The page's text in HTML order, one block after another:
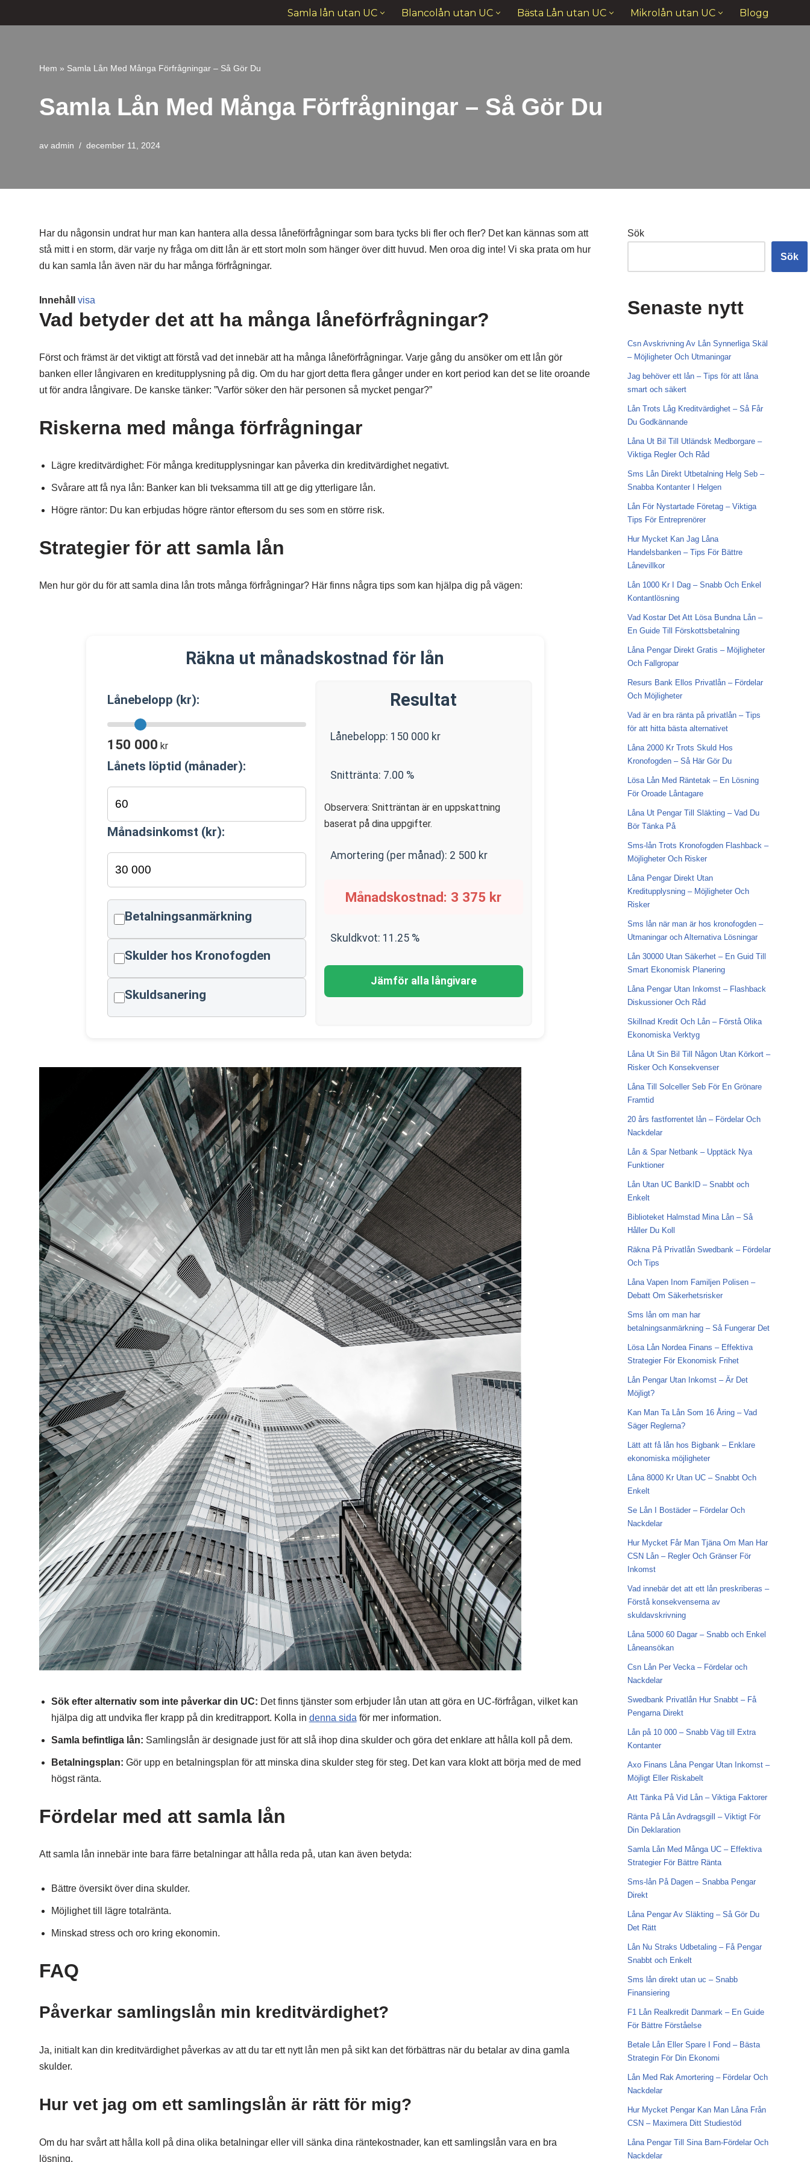
innehåll
Samla lån utan UC Blancolån utan UC Bästa Lån utan UC Mikrolån utan UC Blogg
Hem » Samla Lån Med Många Förfrågningar – Så Gör Du
Samla Lån Med Många Förfrågningar – Så Gör Du
av admin december 11, 2024
Har du någonsin undrat hur man kan hantera alla dessa låneförfrågningar som bara tycks bli fler och fler? Det kan kännas som att
stå mitt i en storm, där varje ny fråga om ditt lån är ett stort moln som hänger över ditt huvud. Men oroa dig inte! Vi ska prata om hur
du kan samla lån även när du har många förfrågningar.
Innehåll visa
Vad betyder det att ha många låneförfrågningar?
Först och främst är det viktigt att förstå vad det innebär att ha många låneförfrågningar. Varje gång du ansöker om ett lån gör
banken eller långivaren en kreditupplysning på dig. Om du har gjort detta flera gånger under en kort period kan det se lite oroande
ut för andra långivare. De kanske tänker: ”Varför söker den här personen så mycket pengar?”
Riskerna med många förfrågningar
Lägre kreditvärdighet: För många kreditupplysningar kan påverka din kreditvärdighet negativt.
Svårare att få nya lån: Banker kan bli tveksamma till att ge dig ytterligare lån.
Högre räntor: Du kan erbjudas högre räntor eftersom du ses som en större risk.
Strategier för att samla lån
Men hur gör du för att samla dina lån trots många förfrågningar? Här finns några tips som kan hjälpa dig på vägen:
Räkna ut månadskostnad för lån
Lånebelopp (kr):
150 000 kr
Lånets löptid (månader):
Månadsinkomst (kr):
Betalningsanmärkning
Skulder hos Kronofogden
Skuldsanering
Resultat
Lånebelopp: 150 000 kr
Snittränta: 7.00 %
Observera: Snitträntan är en uppskattning
baserat på dina uppgifter.
Amortering (per månad): 2 500 kr
Månadskostnad: 3 375 kr
Skuldkvot: 11.25%
Jämför alla långivare
Sök efter alternativ som inte påverkar din UC: Det finns tjänster som erbjuder lån utan att göra en UC-förfrågan, vilket kan
hjälpa dig att undvika fler krapp på din kreditrapport. Kolla in denna sida för mer information.
Samla befintliga lån: Samlingslån är designade just för att slå ihop dina skulder och göra det enklare att hålla koll på dem.
Betalningsplan: Gör upp en betalningsplan för att minska dina skulder steg för steg. Det kan vara klokt att börja med de med
högst ränta.
Fördelar med att samla lån
Att samla lån innebär inte bara färre betalningar att hålla reda på, utan kan även betyda:
Bättre översikt över dina skulder.
Möjlighet till lägre totalränta.
Minskad stress och oro kring ekonomin.
FAQ
Påverkar samlingslån min kreditvärdighet?
Ja, initialt kan din kreditvärdighet påverkas av att du tar ett nytt lån men på sikt kan det förbättras när du betalar av dina gamla
skulder.
Hur vet jag om ett samlingslån är rätt för mig?
Om du har svårt att hålla koll på dina olika betalningar eller vill sänka dina räntekostnader, kan ett samlingslån vara en bra
lösning.
Sök
Sök
Senaste nytt
Csn Avskrivning Av Lån Synnerliga Skäl
– Möjligheter Och Utmaningar
Jag behöver ett lån – Tips för att låna
smart och säkert
Lån Trots Låg Kreditvärdighet – Så Får
Du Godkännande
Låna Ut Bil Till Utländsk Medborgare –
Viktiga Regler Och Råd
Sms Lån Direkt Utbetalning Helg Seb –
Snabba Kontanter I Helgen
Lån För Nystartade Företag – Viktiga
Tips För Entreprenörer
Hur Mycket Kan Jag Låna
Handelsbanken – Tips För Bättre
Lånevillkor
Lån 1000 Kr I Dag – Snabb Och Enkel
Kontantlösning
Vad Kostar Det Att Lösa Bundna Lån –
En Guide Till Förskottsbetalning
Låna Pengar Direkt Gratis – Möjligheter
Och Fallgropar
Resurs Bank Ellos Privatlån – Fördelar
Och Möjligheter
Vad är en bra ränta på privatlån – Tips
för att hitta bästa alternativet
Låna 2000 Kr Trots Skuld Hos
Kronofogden – Så Här Gör Du
Lösa Lån Med Räntetak – En Lösning
För Oroade Låntagare
Låna Ut Pengar Till Släkting – Vad Du
Bör Tänka På
Sms-lån Trots Kronofogden Flashback –
Möjligheter Och Risker
Låna Pengar Direkt Utan
Kreditupplysning – Möjligheter Och
Risker
Sms lån när man är hos kronofogden –
Utmaningar och Alternativa Lösningar
Lån 30000 Utan Säkerhet – En Guid Till
Smart Ekonomisk Planering
Låna Pengar Utan Inkomst – Flashback
Diskussioner Och Råd
Skillnad Kredit Och Lån – Förstå Olika
Ekonomiska Verktyg
Låna Ut Sin Bil Till Någon Utan Körkort –
Risker Och Konsekvenser
Låna Till Solceller Seb För En Grönare
Framtid
20 års fastforrentet lån – Fördelar Och
Nackdelar
Lån & Spar Netbank – Upptäck Nya
Funktioner
Lån Utan UC BankID – Snabbt och
Enkelt
Biblioteket Halmstad Mina Lån – Så
Håller Du Koll
Räkna På Privatlån Swedbank – Fördelar
Och Tips
Låna Vapen Inom Familjen Polisen –
Debatt Om Säkerhetsrisker
Sms lån om man har
betalningsanmärkning – Så Fungerar Det
Lösa Lån Nordea Finans – Effektiva
Strategier För Ekonomisk Frihet
Lån Pengar Utan Inkomst – Är Det
Möjligt?
Kan Man Ta Lån Som 16 Åring – Vad
Säger Reglerna?
Lätt att få lån hos Bigbank – Enklare
ekonomiska möjligheter
Låna 8000 Kr Utan UC – Snabbt Och
Enkelt
Se Lån I Bostäder – Fördelar Och
Nackdelar
Hur Mycket Får Man Tjäna Om Man Har
CSN Lån – Regler Och Gränser För
Inkomst
Vad innebär det att ett lån preskriberas –
Förstå konsekvenserna av
skuldavskrivning
Låna 5000 60 Dagar – Snabb och Enkel
Låneansökan
Csn Lån Per Vecka – Fördelar och
Nackdelar
Swedbank Privatlån Hur Snabbt – Få
Pengarna Direkt
Lån på 10 000 – Snabb Väg till Extra
Kontanter
Axo Finans Låna Pengar Utan Inkomst –
Möjligt Eller Riskabelt
Att Tänka På Vid Lån – Viktiga Faktorer
Ränta På Lån Avdragsgill – Viktigt För
Din Deklaration
Samla Lån Med Många UC – Effektiva
Strategier För Bättre Ränta
Sms-lån På Dagen – Snabba Pengar
Direkt
Låna Pengar Av Släkting – Så Gör Du
Det Rätt
Lån Nu Straks Udbetaling – Få Pengar
Snabbt och Enkelt
Sms lån direkt utan uc – Snabb
Finansiering
F1 Lån Realkredit Danmark – En Guide
För Bättre Förståelse
Betale Lån Eller Spare I Fond – Bästa
Strategin För Din Ekonomi
Lån Med Rak Amortering – Fördelar Och
Nackdelar
Hur Mycket Pengar Kan Man Låna Från
CSN – Maximera Ditt Studiestöd
Låna Pengar Till Sina Barn-Fördelar Och
Nackdelar